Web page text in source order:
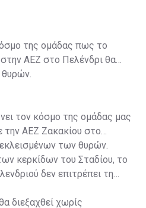
της ομάδας πως το
ΑΕΖ στο Πελένδρι θα
τον κόσμο της ομάδας μας
την ΑΕΖ Ζακακίου στο
των θυρών.
κερκίδων του Σταδίου, το
δεν επιτρέπει τη
διεξαχθεί χωρίς